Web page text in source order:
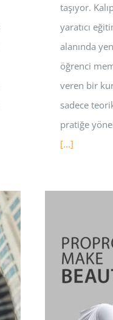
taşıyor.
yaratıcı
alanında
öğrenci
veren bir
sadece
pratiğe
[...]